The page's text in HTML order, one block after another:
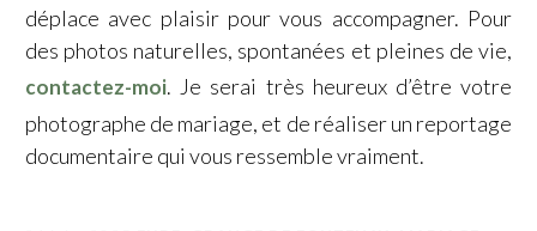
déplace avec plaisir pour vous accompagner. Pour
des photos naturelles, spontanées et pleines de vie,
contactez-moi. Je serai très heureux d’être votre
photographe de mariage, et de réaliser un reportage
documentaire qui vous ressemble vraiment.